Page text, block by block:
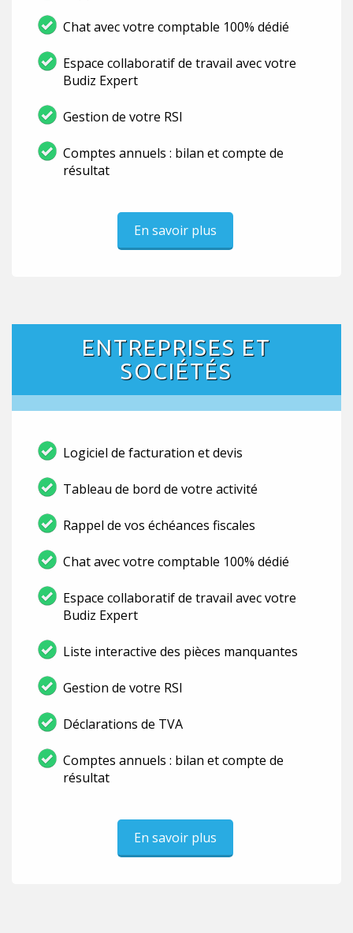
Chat avec votre comptable 100% dédié
Espace collaboratif de travail avec votre
Budiz Expert
Gestion de votre RSI
Comptes annuels : bilan et compte de
résultat
En savoir plus
ENTREPRISES ET
SOCIÉTÉS
Logiciel de facturation et devis
Tableau de bord de votre activité
Rappel de vos échéances fiscales
Chat avec votre comptable 100% dédié
Espace collaboratif de travail avec votre
Budiz Expert
Liste interactive des pièces manquantes
Gestion de votre RSI
Déclarations de TVA
Comptes annuels : bilan et compte de
résultat
En savoir plus